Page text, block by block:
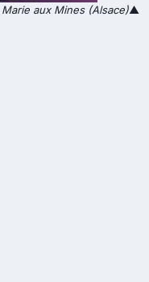
aux Mines (Alsace)▲